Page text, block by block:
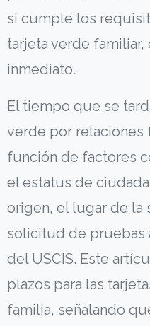
si cumple los
tarjeta verde
inmediato.
El tiempo que se
verde por relaciones
función de factores
el estatus de
origen, el lugar de
solicitud de pruebas
del USCIS. Este
plazos para las
familia, señalando